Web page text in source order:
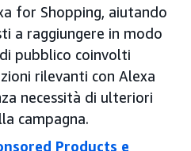
for Shopping, aiutando
a raggiungere in modo
pubblico coinvolti
rilevanti con Alexa
necessità di ulteriori
campagna.
Products e